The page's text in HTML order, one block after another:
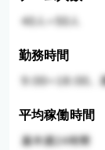
勤務時間
平均稼働時間